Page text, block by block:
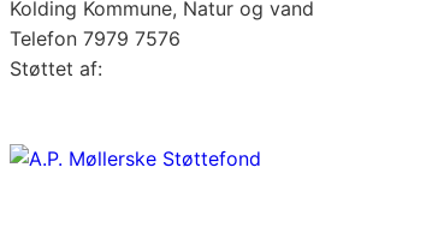
Kolding Kommune, Natur og vand
Telefon 7979 7576
Støttet af: